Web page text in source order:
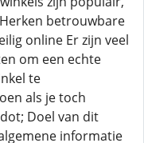
betrouwbare
online Er zijn veel
om een echte
te
als je toch
Doel van dit
informatie